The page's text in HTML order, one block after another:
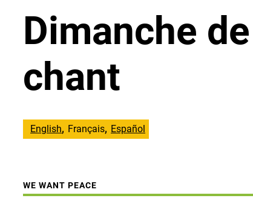
Dimanche
chant
English Français Español
WE WANT PEACE